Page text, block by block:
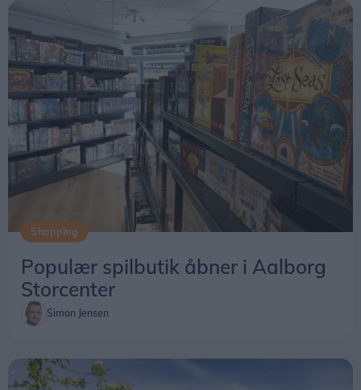
Shopping
Populær spilbutik åbner i Aalborg
Storcenter
Simon Jensen